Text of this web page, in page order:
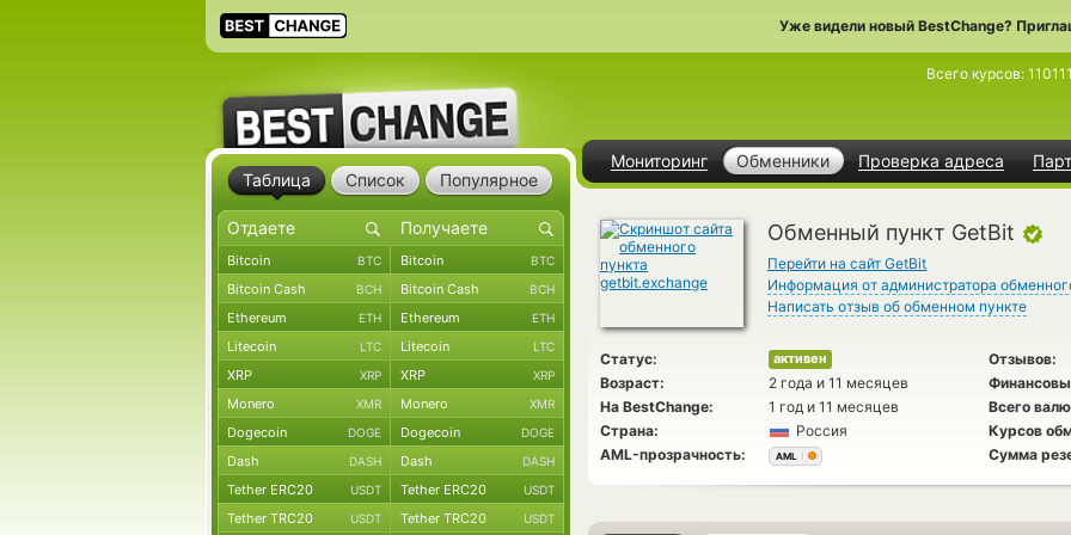
Уже видели новый BestChange?
Мониторинг Обменники Проверка адреса
Всего курсов:
Обменный пункт GetBit
Перейти на сайт GetBit
Информация от администратора
Написать отзыв об обменном пункте
Статус: активен
Отзывов:
Возраст:
2 года и 11 месяцев
На BestChange:
1 год и 11 месяцев
Всего
Страна:
Россия
Курсов
AML-прозрачность:
AML Сумма
Таблица Список Популярное
Bitcoin BTC Bitcoin BTC
Bitcoin Cash BCH Bitcoin Cash BCH
Ethereum ETH Ethereum ETH
Litecoin LTC Litecoin LTC
XRP XRP XRP XRP
Monero XMR Monero XMR
Dogecoin DOGE Dogecoin DOGE
Dash DASH Dash DASH
Tether ERC20 USDT Tether ERC20 USDT
Tether TRC20 USDT Tether TRC20 USDT